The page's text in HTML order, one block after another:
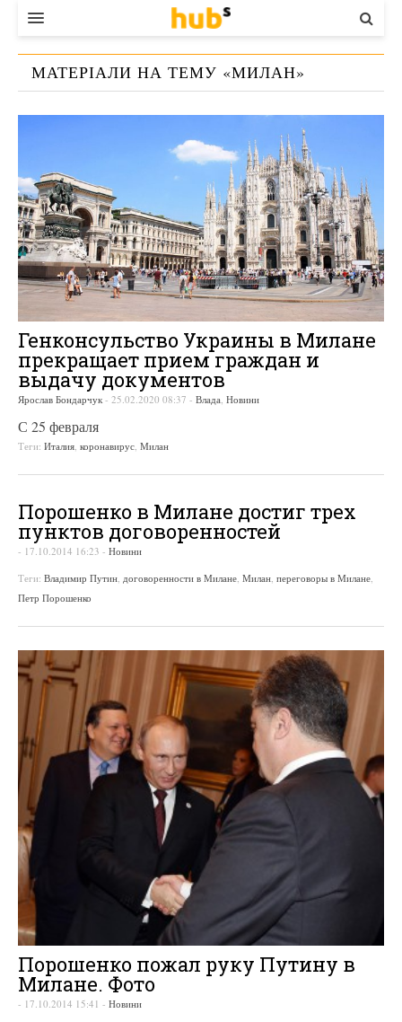
ВЛАДА
ЕКОНОМІКА
КОНТАКТИ
МАТЕРІАЛИ НА ТЕМУ «МИЛАН»
Генконсульство Украины в Милане
прекращает прием граждан и
выдачу документов
Ярослав Бондарчук - 25.02.2020 08:37 - Влада Новини
С 25 февраля
Теги: Италия коронавирус Милан
Порошенко в Милане достиг трех
пунктов договоренностей
- 17.10.2014 16:23 - Новини
Теги: Владимир Путин договоренности в Милане Милан переговоры в Милане
Петр Порошенко
Порошенко пожал руку Путину в
Милане. Фото
- 17.10.2014 15:41 - Новини